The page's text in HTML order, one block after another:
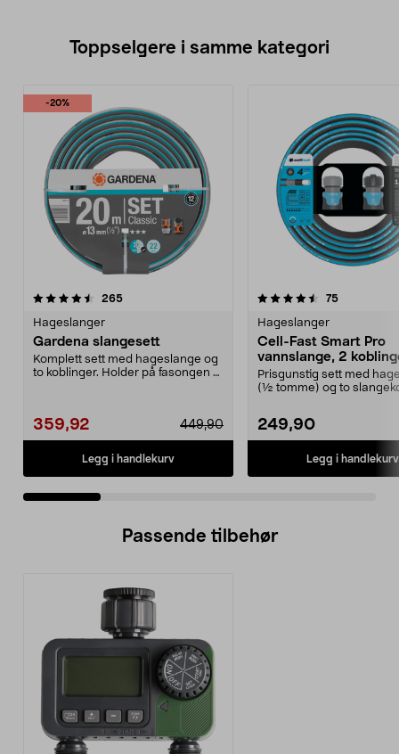
Toppselgere i samme kategori
-20%
265anmeldelser
Hageslanger
Gardena slangesett
Komplett sett med hageslange og
to koblinger. Holder på fasongen -
359,92 449,90
Legg i handlekurv
4.5 av 5 stjerner 75
Hageslanger
Cell-Fast Smart Pro
vannslange, 2
m
Prisgunstig sett med
(½ tomme) og to
249,90
Legg i handlekurv
4.5 av 5 stjerner
Passende tilbehør